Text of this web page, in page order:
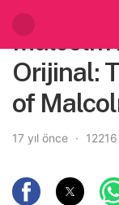
Malcolm
Orijinal:
of
17 yıl önce